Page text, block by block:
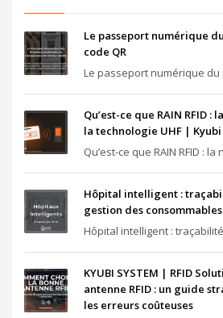
Le passeport numérique
code QR
Le passeport numérique du
Qu’est-ce que RAIN RFID
la technologie UHF | Kyubi
Qu’est-ce que RAIN RFID :
Hôpital intelligent :
gestion des
Hôpital intelligent :
KYUBI SYSTEM | RFID
antenne RFID : un guide
les erreurs coûteuses